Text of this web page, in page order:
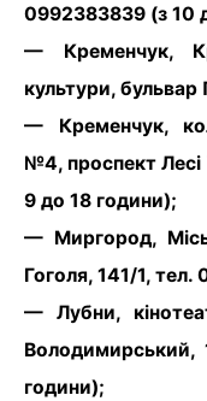
0992383839 (з 10
— Кременчук,
культури,
— Кременчук,
№4, проспект Лесі
9 до 18 години);
— Миргород,
Гоголя, 141/1,
— Лубни,
години);